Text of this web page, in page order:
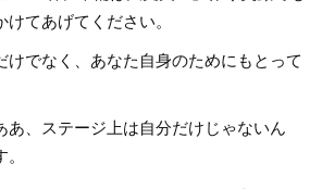
てあげてください。
けでなく、あなた自身のためにもとって
あ、ステージ上は自分だけじゃないん